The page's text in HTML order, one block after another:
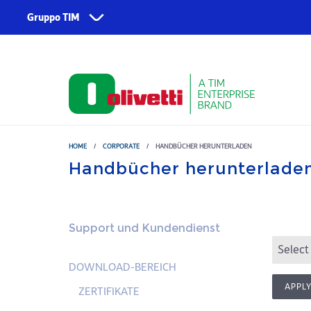
Gruppo TIM
Fondazione TIM
TIM
TIM Business
TIM Enterprise
Olivetti
Telsy
HOME / CORPORATE / HANDBÜCHER HERUNTERLADEN
Handbücher
Support und Kundendienst
DOWNLOAD-BEREICH
ZERTIFIKATE